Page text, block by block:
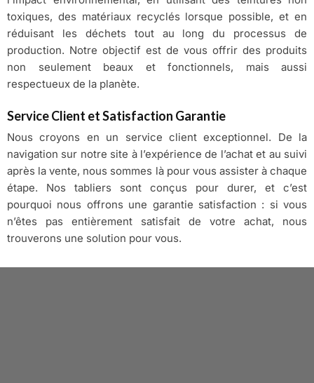
toxiques, des matériaux recyclés lorsque possible, et en
réduisant les déchets tout au long du processus de
production. Notre objectif est de vous offrir des produits
non seulement beaux et fonctionnels, mais aussi
respectueux de la planète.
Service Client et Satisfaction Garantie
Nous croyons en un service client exceptionnel. De la
navigation sur notre site à l’expérience de l’achat et au suivi
après la vente, nous sommes là pour vous assister à chaque
étape. Nos tabliers sont conçus pour durer, et c’est
pourquoi nous offrons une garantie satisfaction : si vous
n’êtes pas entièrement satisfait de votre achat, nous
trouverons une solution pour vous.